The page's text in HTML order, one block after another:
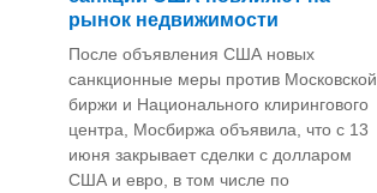
рынок недвижимости
После объявления США новых
санкционные меры против Московской
биржи и Национального клирингового
центра, Мосбиржа объявила, что с 13
июня закрывает сделки с долларом
США и евро, в том числе по